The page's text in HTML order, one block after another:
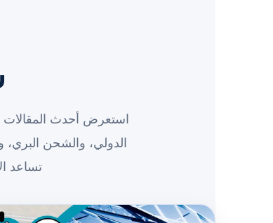
استعرض أحدث المقالات
الدولي، والشحن
تساعد